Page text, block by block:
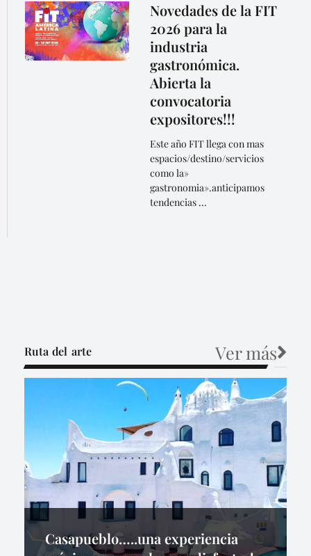
Novedades de la FIT
2026 para la
industria
gastronómica.
Abierta la
convocatoria
expositores!!!
Este año FIT llega con mas
espacios/destino/servicios
como la»
gastronomia».anticipamos
tendencias ...
Ruta del arte Ver más
Casapueblo…..una experiencia